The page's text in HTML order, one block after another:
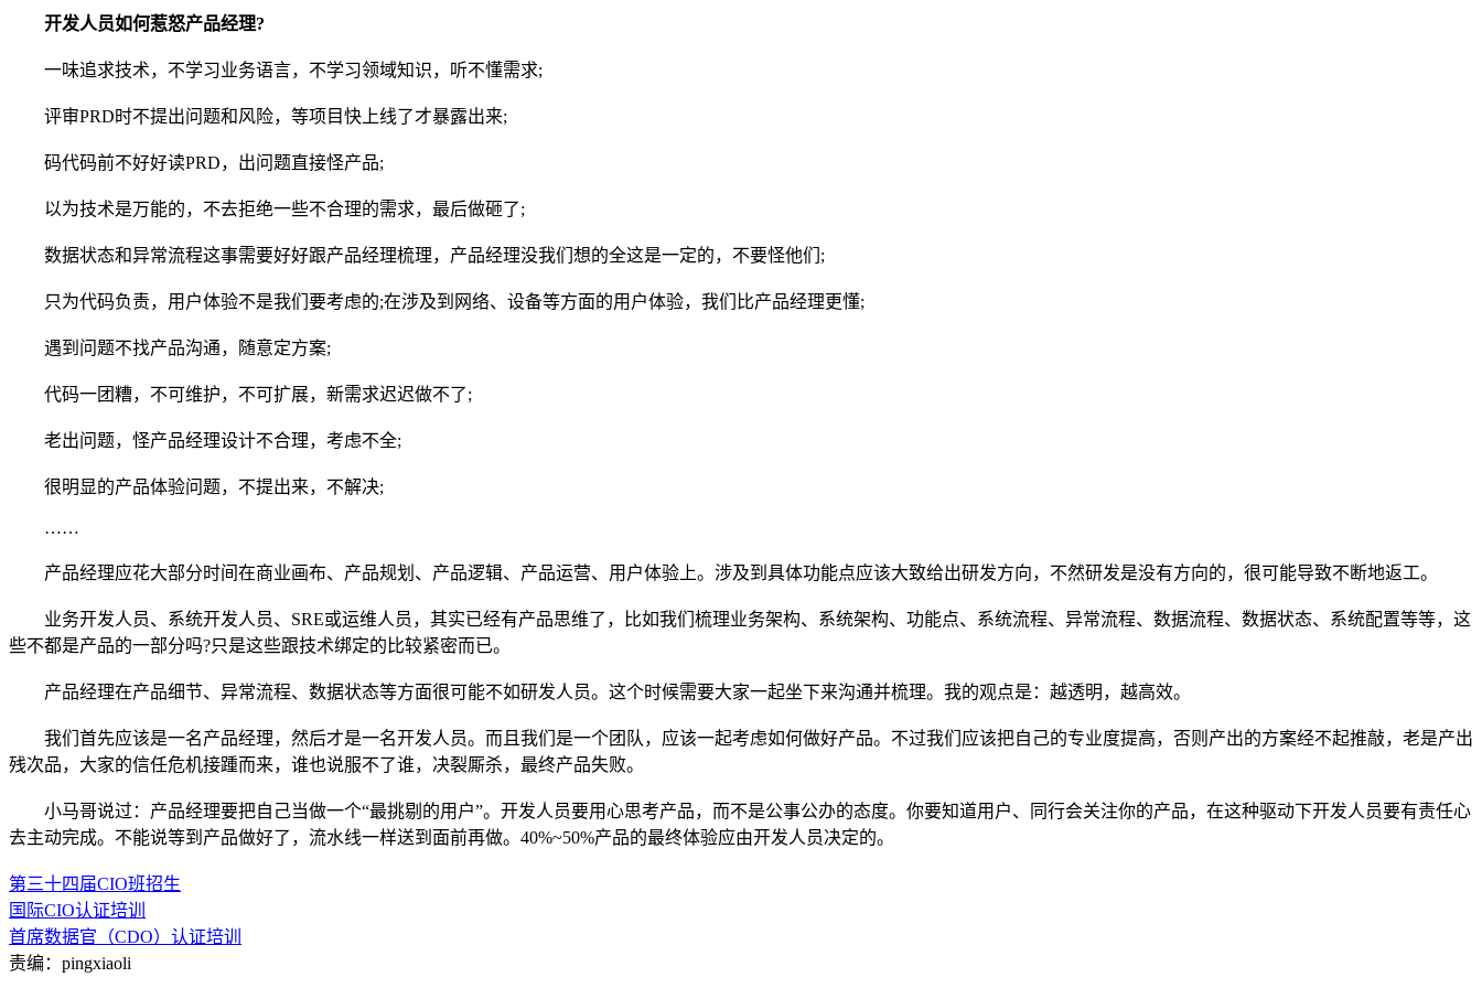
开发人员如何惹怒产品经理?
一味追求技术，不学习业务语言，不学习领域知识，听不懂需求;
评审PRD时不提出问题和风险，等项目快上线了才暴露出来;
码代码前不好好读PRD，出问题直接怪产品;
以为技术是万能的，不去拒绝一些不合理的需求，最后做砸了;
数据状态和异常流程这事需要好好跟产品经理梳理，产品经理没我们想的全这是一定的，不要怪他们;
只为代码负责，用户体验不是我们要考虑的;在涉及到网络、设备等方面的用户体验，我们比产品经理更懂;
遇到问题不找产品沟通，随意定方案;
代码一团糟，不可维护，不可扩展，新需求迟迟做不了;
老出问题，怪产品经理设计不合理，考虑不全;
很明显的产品体验问题，不提出来，不解决;
……
产品经理应花大部分时间在商业画布、产品规划、产品逻辑、产品运营、用户体验上。涉及到具体功能点应该大致给出研发方向，不然研发是没有方向的，很可能导致不断地返工。
业务开发人员、系统开发人员、SRE或运维人员，其实已经有产品思维了，比如我们梳理业务架构、系统架构、功能点、系统流程、异常流程、数据流程、数据状态、系统配置等等，这
些不都是产品的一部分吗?只是这些跟技术绑定的比较紧密而已。
产品经理在产品细节、异常流程、数据状态等方面很可能不如研发人员。这个时候需要大家一起坐下来沟通并梳理。我的观点是：越透明，越高效。
我们首先应该是一名产品经理，然后才是一名开发人员。而且我们是一个团队，应该一起考虑如何做好产品。不过我们应该把自己的专业度提高，否则产出的方案经不起推敲，老是产出
残次品，大家的信任危机接踵而来，谁也说服不了谁，决裂厮杀，最终产品失败。
小马哥说过：产品经理要把自己当做一个“最挑剔的用户”。开发人员要用心思考产品，而不是公事公办的态度。你要知道用户、同行会关注你的产品，在这种驱动下开发人员要有责任心
去主动完成。不能说等到产品做好了，流水线一样送到面前再做。40%~50%产品的最终体验应由开发人员决定的。
第三十四届CIO班招生
国际CIO认证培训
首席数据官（CDO）认证培训
责编：pingxiaoli